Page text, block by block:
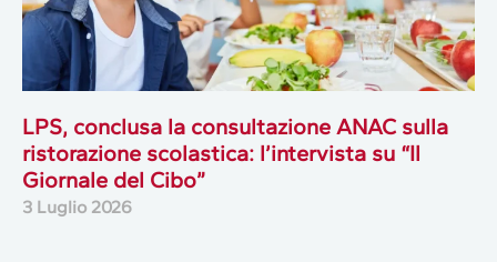
LPS, conclusa la consultazione ANAC sulla
ristorazione scolastica: l’intervista su “Il
Giornale del Cibo”
3 Luglio 2026